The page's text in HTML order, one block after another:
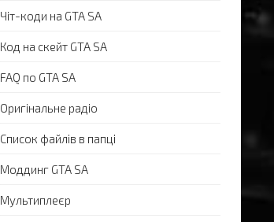
Чіт-коди на GTA SA
Код на скейт GTA SA
FAQ по GTA SA
Оригінальне радіо
Список файлів в папці
Моддинг GTA SA
Мультиплеєр